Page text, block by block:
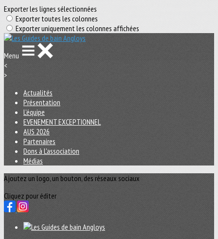
Exporter les lignes sélectionnées
Exporter toutes les colonnes
Exporter uniquement les colonnes affichées
Menu
<
>
Actualités
Présentation
L'équipe
EVENEMENT EXCEPTIONNEL
AUS 2026
Partenaires
Dons à L'association
Médias
Ajoutez un logo, un bouton, des réseaux sociaux
Cliquez pour éditer